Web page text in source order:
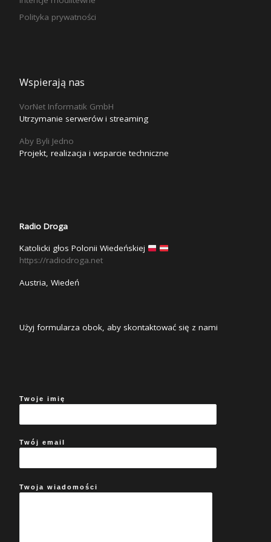
Polityka prywatności
Wspierają nas
VorNet Informatik GmbH
Utrzymanie serwerów i streaming
Aby Byli Jedno
Projekt, realizacja i wsparcie techniczne
Radio Droga
Katolicki głos Polonii Wiedeńskiej
https://radiodroga.net
Austria, Wiedeń
Użyj formularza obok, aby skontaktować się z nami
Twoje imię
Twój email
Twoja wiadomości